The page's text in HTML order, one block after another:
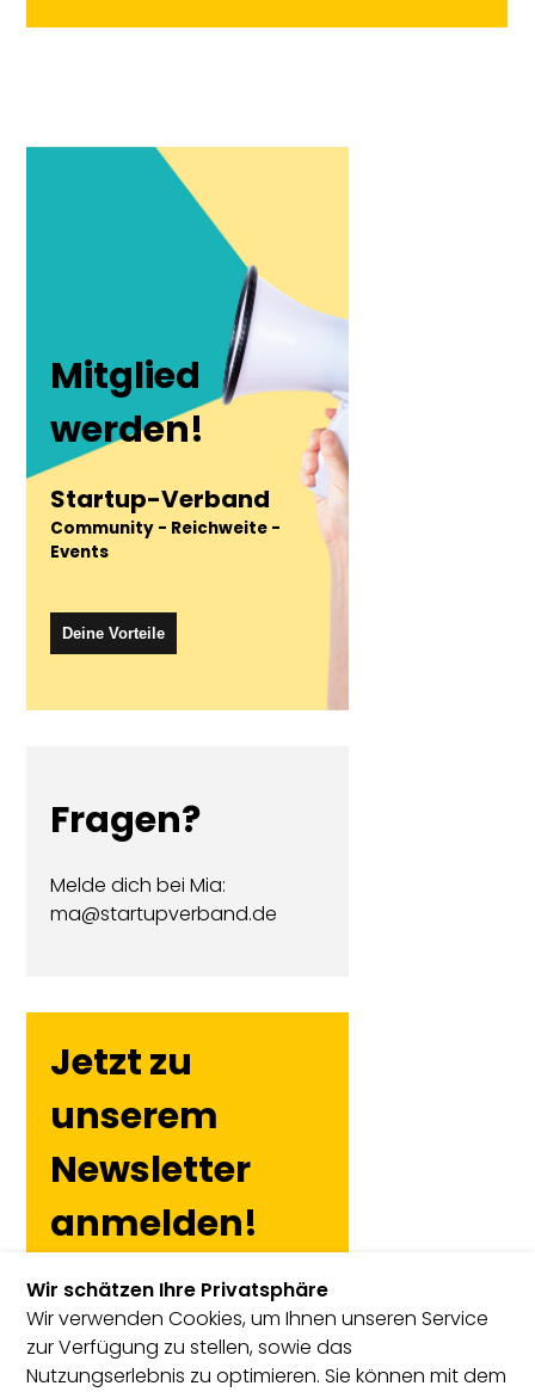
Mitglied
werden!
Startup-Verband
Community - Reichweite -
Events
Deine Vorteile
Fragen?
Melde dich bei Mia:
ma@startupverband.de
Jetzt zu
unserem
Newsletter
anmelden!
Wir schätzen Ihre Privatsphäre
Wir verwenden Cookies, um Ihnen unseren Service
zur Verfügung zu stellen, sowie das
Nutzungserlebnis zu optimieren. Sie können mit dem